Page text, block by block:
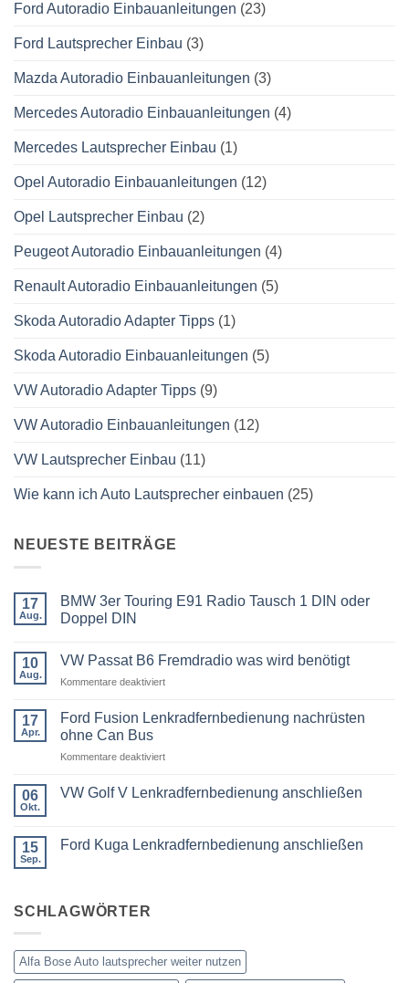
Ford Autoradio Einbauanleitungen (23)
Ford Lautsprecher Einbau (3)
Mazda Autoradio Einbauanleitungen (3)
Mercedes Autoradio Einbauanleitungen (4)
Mercedes Lautsprecher Einbau (1)
Opel Autoradio Einbauanleitungen (12)
Opel Lautsprecher Einbau (2)
Peugeot Autoradio Einbauanleitungen (4)
Renault Autoradio Einbauanleitungen (5)
Skoda Autoradio Adapter Tipps (1)
Skoda Autoradio Einbauanleitungen (5)
VW Autoradio Adapter Tipps (9)
VW Autoradio Einbauanleitungen (12)
VW Lautsprecher Einbau (11)
Wie kann ich Auto Lautsprecher einbauen (25)
NEUESTE BEITRÄGE
17
Aug.
BMW 3er Touring E91 Radio Tausch 1 DIN oder
Doppel DIN
zu
3er
Radio
Tausch
1
DIN
DIN
10
Aug.
VW Passat B6 Fremdradio was wird benötigt
Kommentare deaktiviertfür
Passat
was
benötigt
17
Apr.
Ford Fusion Lenkradfernbedienung nachrüsten
ohne Can Bus
Kommentare deaktiviertfür
Fusion
Can
06
Okt.
VW Golf V Lenkradfernbedienung anschließen
VW
15
Sep.
Ford Kuga Lenkradfernbedienung anschließen
Kuga
SCHLAGWÖRTER
Alfa Bose Auto lautsprecher weiter nutzen